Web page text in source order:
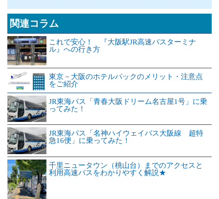
関連コラム
これで安心！ 『大阪駅JR高速バスターミナ
ル』への行き方
東京－大阪のホテルパックのメリット・注意点
をご紹介
JR東海バス「青春大阪ドリーム名古屋1号」に乗
ってみた！
JR東海バス「名神ハイウェイバス大阪線 超特
急16便」に乗ってみた！
千里ニュータウン（桃山台）までのアクセスと
利用高速バスをわかりやすく解説★